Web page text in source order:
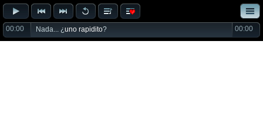
00:00 Nada... ¿uno rapidito? 00:00